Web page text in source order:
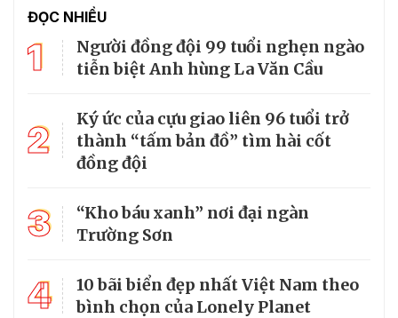
ĐỌC NHIỀU
1
Người đồng đội 99 tuổi nghẹn ngào
tiễn biệt Anh hùng La Văn Cầu
2
Ký ức của cựu giao liên 96 tuổi trở
thành “tấm bản đồ” tìm hài cốt
đồng đội
3
“Kho báu xanh” nơi đại ngàn
Trường Sơn
4
10 bãi biển đẹp nhất Việt Nam theo
bình chọn của Lonely Planet